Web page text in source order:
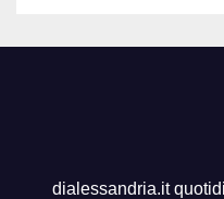
dialessandria.it